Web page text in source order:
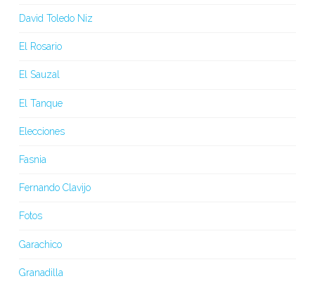
David Toledo Niz
El Rosario
El Sauzal
El Tanque
Elecciones
Fasnia
Fernando Clavijo
Fotos
Garachico
Granadilla